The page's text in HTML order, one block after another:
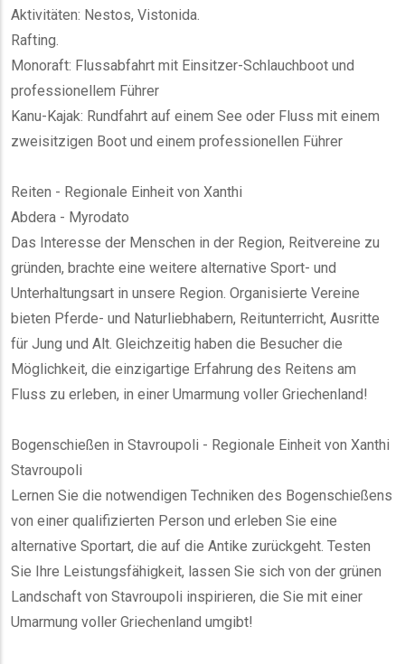
Aktivitäten: Nestos, Vistonida.
Rafting.
Monoraft: Flussabfahrt mit Einsitzer-Schlauchboot und
professionellem Führer
Kanu-Kajak: Rundfahrt auf einem See oder Fluss mit einem
zweisitzigen Boot und einem professionellen Führer
Reiten - Regionale Einheit von Xanthi
Abdera - Myrodato
Das Interesse der Menschen in der Region, Reitvereine zu
gründen, brachte eine weitere alternative Sport- und
Unterhaltungsart in unsere Region. Organisierte Vereine
bieten Pferde- und Naturliebhabern, Reitunterricht, Ausritte
für Jung und Alt. Gleichzeitig haben die Besucher die
Möglichkeit, die einzigartige Erfahrung des Reitens am
Fluss zu erleben, in einer Umarmung voller Griechenland!
Bogenschießen in Stavroupoli - Regionale Einheit von Xanthi
Stavroupoli
Lernen Sie die notwendigen Techniken des Bogenschießens
von einer qualifizierten Person und erleben Sie eine
alternative Sportart, die auf die Antike zurückgeht. Testen
Sie Ihre Leistungsfähigkeit, lassen Sie sich von der grünen
Landschaft von Stavroupoli inspirieren, die Sie mit einer
Umarmung voller Griechenland umgibt!